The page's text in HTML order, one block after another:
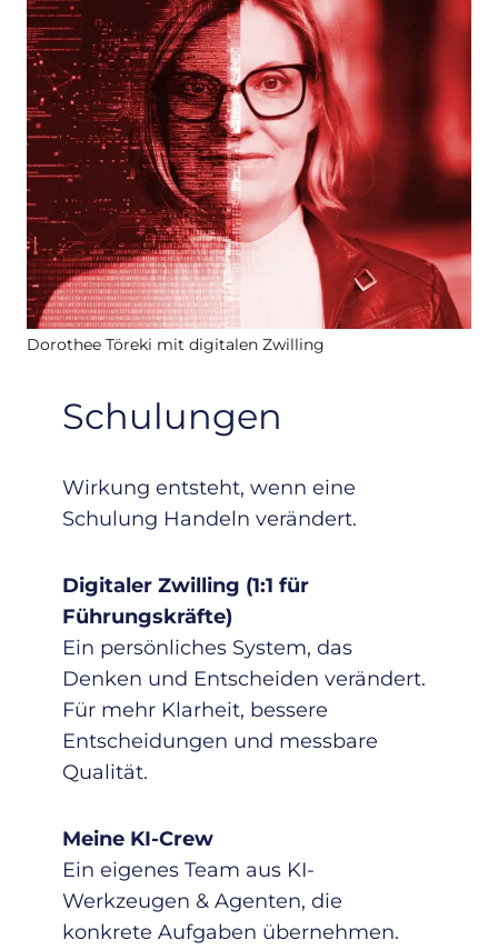
Dorothee Töreki mit digitalen Zwilling
Schulungen
Wirkung entsteht, wenn eine
Schulung Handeln verändert.
Digitaler Zwilling (1:1 für
Führungskräfte)
Ein persönliches System, das
Denken und Entscheiden verändert.
Für mehr Klarheit, bessere
Entscheidungen und messbare
Qualität.
Meine KI-Crew
Ein eigenes Team aus KI-
Werkzeugen & Agenten, die
konkrete Aufgaben übernehmen.